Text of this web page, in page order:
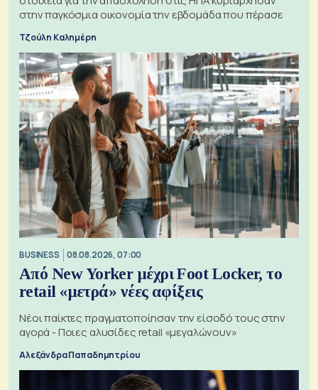
στην παγκόσμια οικονομία την εβδομάδα που πέρασε
Τζούλη Καλημέρη
BUSINESS 08.08.2026, 07:00
Από New Yorker μέχρι Foot Locker, το
retail «μετρά» νέες αφίξεις
Νέοι παίκτες πραγματοποίησαν την είσοδό τους στην
αγορά - Ποιες αλυσίδες retail «μεγαλώνουν»
Αλεξάνδρα Παπαδημητρίου